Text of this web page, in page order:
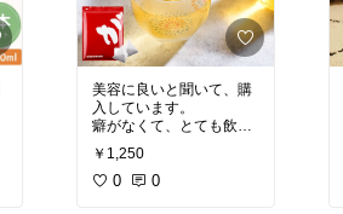
美容に良いと聞いて、購
入しています。
癖がなくて、とても飲み
やすいです！
かった #我が家のお取り
寄せ
￥1,250
0 0